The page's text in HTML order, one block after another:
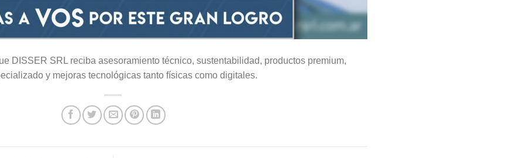
DISSER SRL reciba asesoramiento técnico, sustentabilidad, productos premium,
y mejoras tecnológicas tanto físicas como digitales.